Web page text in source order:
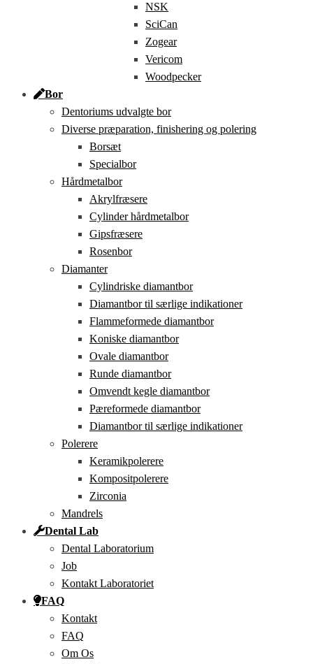
NSK
SciCan
Zogear
Vericom
Woodpecker
Bor
Dentoriums udvalgte bor
Diverse præparation, finishering og polering
Borsæt
Specialbor
Hårdmetalbor
Akrylfræsere
Cylinder hårdmetalbor
Gipsfræsere
Rosenbor
Diamanter
Cylindriske diamantbor
Diamantbor til særlige indikationer
Flammeformede diamantbor
Koniske diamantbor
Ovale diamantbor
Runde diamantbor
Omvendt kegle diamantbor
Pæreformede diamantbor
Diamantbor til særlige indikationer
Polerere
Keramikpolerere
Kompositpolerere
Zirconia
Mandrels
Dental Lab
Dental Laboratorium
Job
Kontakt Laboratoriet
FAQ
Kontakt
FAQ
Om Os